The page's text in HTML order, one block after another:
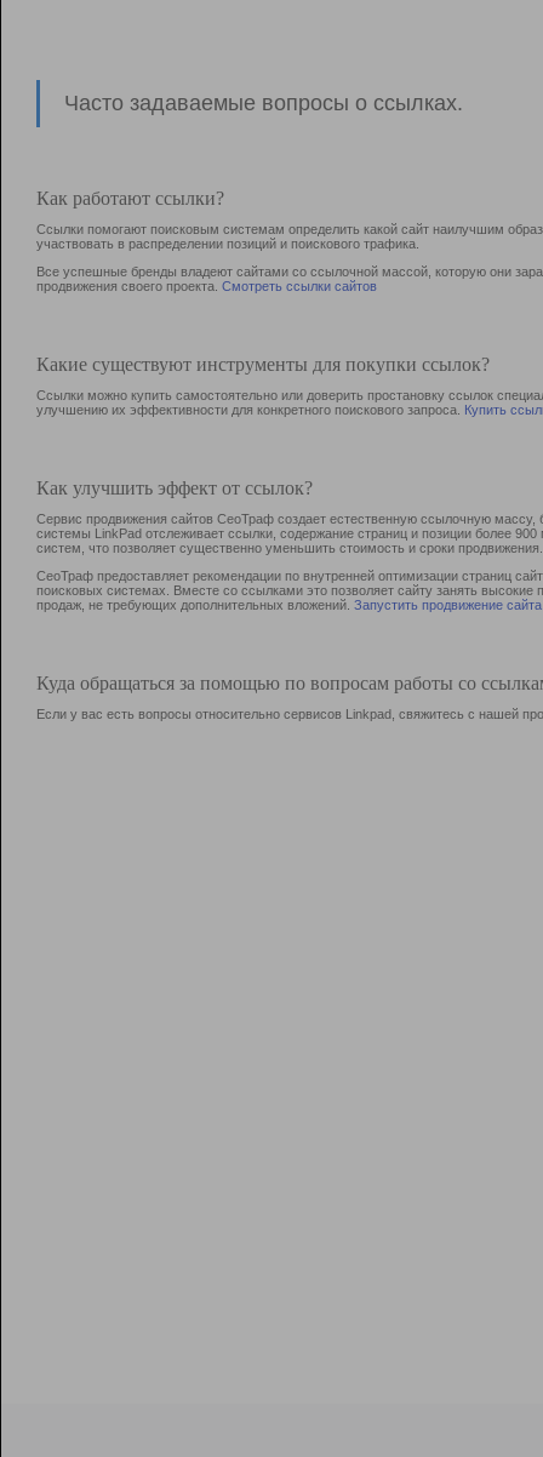
Часто задаваемые вопросы о ссылках.
Как работают ссылки?
Ссылки помогают поисковым системам определить какой сайт наилучшим
участвовать в раcпределении позиций и поискового трафика.
Все успешные бренды владеют сайтами со ссылочной массой, которую они
продвижения своего проекта. Смотреть ссылки сайтов
Какие существуют инструменты для покупки ссылок?
Ссылки можно купить самостоятельно или доверить простановку ссылок
улучшению их эффективности для конкретного поискового запроса. Купить
Как улучшить эффект от ссылок?
Сервис продвижения сайтов СеоТраф создает естественную ссылочную
системы LinkPad отслеживает ссылки, содержание страниц и позиции более
систем, что позволяет существенно уменьшить стоимость и сроки продвижения.
СеоТраф предоставляет рекомендации по внутренней оптимизации страниц
поисковых системах. Вместе со ссылками это позволяет сайту занять
продаж, не требующих дополнительных вложений. Запустить продвижение сайта
Куда обращаться за помощью по вопросам работы со
Если у вас есть вопросы относительно сервисов Linkpad, свяжитесь с нашей